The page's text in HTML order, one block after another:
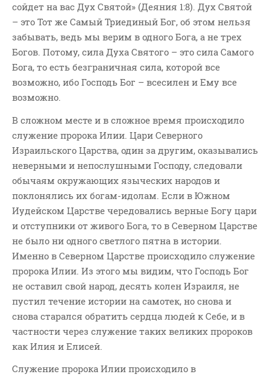
Музыка-Видео
Новости
Поэзия
Проповедь-Аудио
Проповедь-Видео
Семинар "Второе
Пришествие ИХ"
Семинары Для Лидеров/
Слово Из Слова
Служение
Цитата
сойдет на вас Дух Святой» (Деяния 1:8). Дух Святой
– это Тот же Самый Триединый Бог, об этом нельзя
забывать, ведь мы верим в одного Бога, а не трех
Богов. Потому, сила Духа Святого – это сила Самого
Бога, то есть безграничная сила, которой все
возможно, ибо Господь Бог – всесилен и Ему все
возможно.
В сложном месте и в сложное время происходило
служение пророка Илии. Цари Северного
Израильского Царства, один за другим, оказывались
неверными и непослушными Господу, следовали
обычаям окружающих языческих народов и
поклонялись их богам-идолам. Если в Южном
Иудейском Царстве чередовались верные Богу цари
и отступники от живого Бога, то в Северном Царстве
не было ни одного светлого пятна в истории.
Именно в Северном Царстве происходило служение
пророка Илии. Из этого мы видим, что Господь Бог
не оставил свой народ, десять колен Израиля, не
пустил течение истории на самотек, но снова и
снова старался обратить сердца людей к Себе, и в
частности через служение таких великих пророков
как Илия и Елисей.
Служение пророка Илии происходило в